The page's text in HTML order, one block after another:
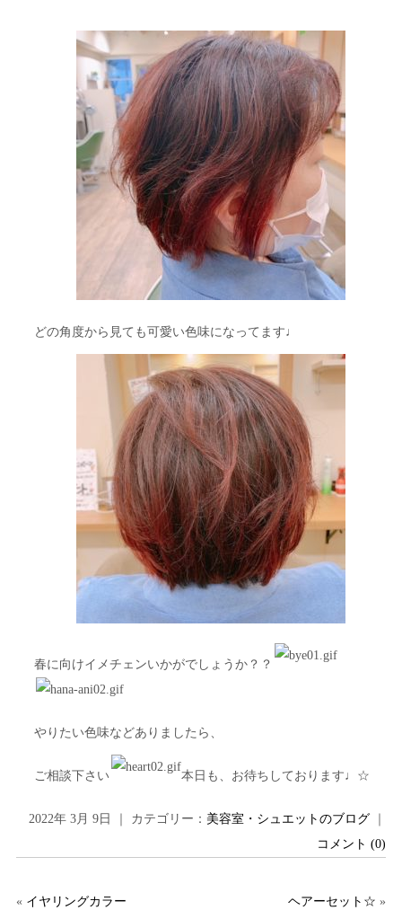
どの角度から見ても可愛い色味になってます♩
春に向けイメチェンいかがでしょうか？？
やりたい色味などありましたら、
ご相談下さい 本日も、お待ちしております♩☆
2022年 3月 9日 ｜ カテゴリー： 美容室・シュエットのブログ
コメント (0)
« イヤリングカラー ヘアーセット☆ »